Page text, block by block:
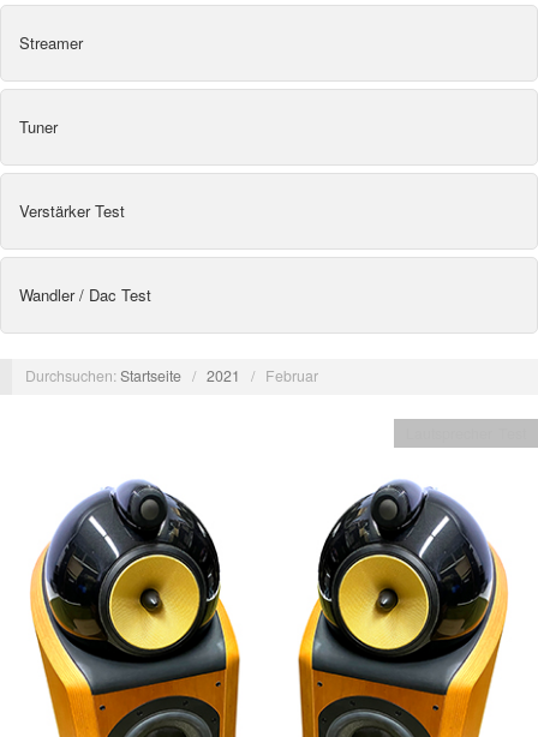
Streamer
Tuner
Verstärker Test
Wandler / Dac Test
Durchsuchen:Startseite / 2021 / Februar